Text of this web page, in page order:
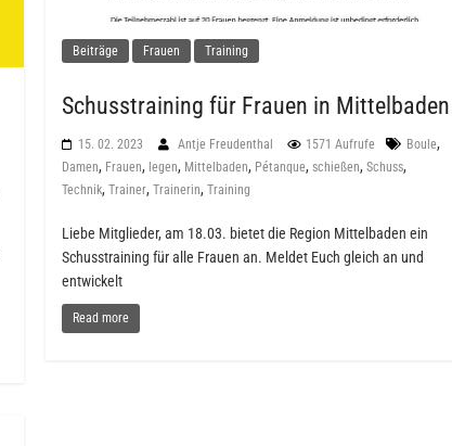
Beiträge Frauen Training
Schusstraining für Frauen in Mittelbaden
15. 02. 2023 Antje Freudenthal 1571 Aufrufe Boule,
Damen, Frauen, legen, Mittelbaden, Pétanque,schießen,Schuss,
Technik,Trainer,Trainerin,Training
Liebe Mitglieder, am 18.03. bietet die Region Mittelbaden ein
Schusstraining für alle Frauen an. Meldet Euch gleich an und
entwickelt
Read more